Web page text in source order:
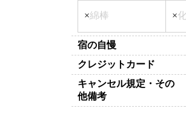
×綿棒 ×
宿の自慢
クレジットカード
キャンセル規定・その
他備考